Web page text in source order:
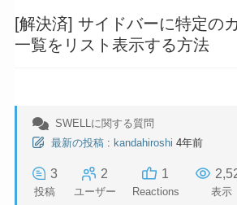
[解決済] サイドバーに特定の
一覧をリスト表示する方法
SWELLに関する質問
最新の投稿 : kandahiroshi 4年前
3
投稿
2
ユーザー
1
Reactions 表示